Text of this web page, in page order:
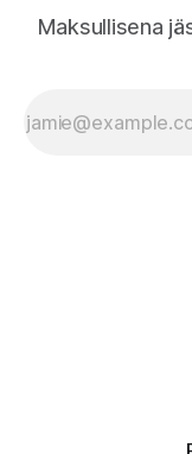
Maksullisena